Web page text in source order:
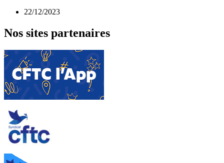
22/12/2023
Nos sites partenaires